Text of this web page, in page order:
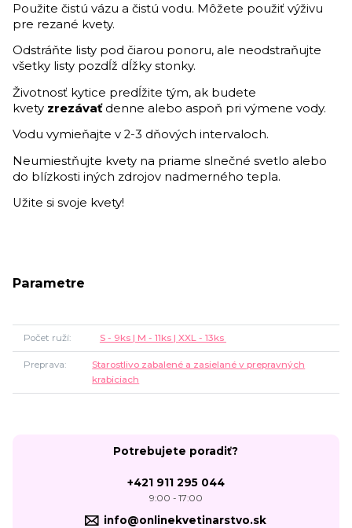
Použite čistú vázu a čistú vodu. Môžete použiť výživu
pre rezané kvety.
Odstráňte listy pod čiarou ponoru, ale neodstraňujte
všetky listy pozdĺž dĺžky stonky.
Životnosť kytice predĺžite tým, ak budete
kvety zrezávaťdenne alebo aspoň pri výmene vody.
Vodu vymieňajte v 2-3 dňových intervaloch.
Neumiestňujte kvety na priame slnečné svetlo alebo
do blízkosti iných zdrojov nadmerného tepla.
Užite si svoje kvety!
Parametre
Počet ruží S - 9ks | M - 11ks | XXL - 13ks
Preprava
Starostlivo zabalené a zasielané v prepravných
krabiciach
Potrebujete poradiť?
+421 911 295 044
9:00 - 17:00
info@onlinekvetinarstvo.sk